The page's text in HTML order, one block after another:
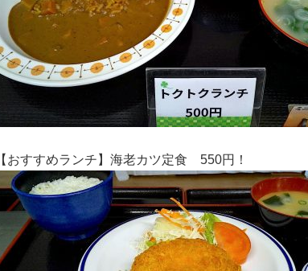
【おすすめランチ】海老カツ定食 550円！